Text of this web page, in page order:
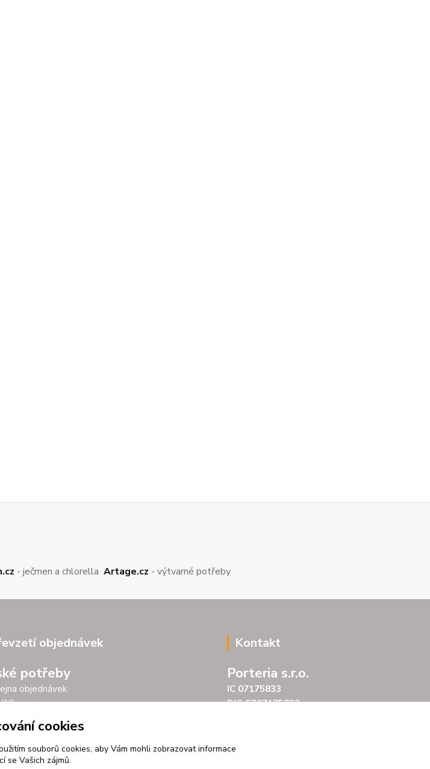
- ječmen a chlorella Artage.cz - výtvarné potřeby
objednávek
potřeby
objednávek
18
nad Labem
- 17.00
Kontakt
Porteria s.r.o.
IC 07175833
DIC CZ07175833
tel. +420 604272889
cookies
souborů cookies, aby Vám mohli zobrazovat informace
se Vašich zájmů.